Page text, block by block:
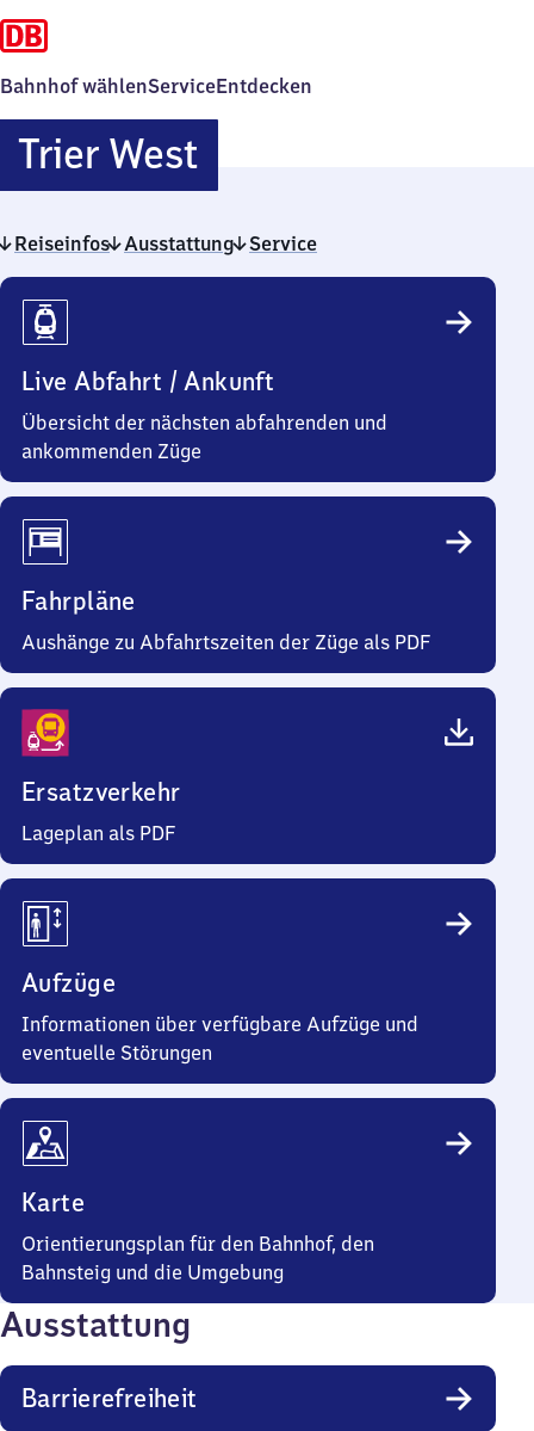
Bahnhof wählenServiceEntdecken
Trier WestTrier
West
Reiseinfos Ausstattung Service
Reiseinfos
Live Abfahrt / Ankunft
Übersicht der nächsten abfahrenden und
ankommenden Züge
Fahrpläne
Aushänge zu Abfahrtszeiten der Züge als PDF
Ersatzverkehr
Lageplan als PDF
Aufzüge
Informationen über verfügbare Aufzüge und
eventuelle Störungen
Karte
Orientierungsplan für den Bahnhof, den
Bahnsteig und die Umgebung
Ausstattung
Barrierefreiheit